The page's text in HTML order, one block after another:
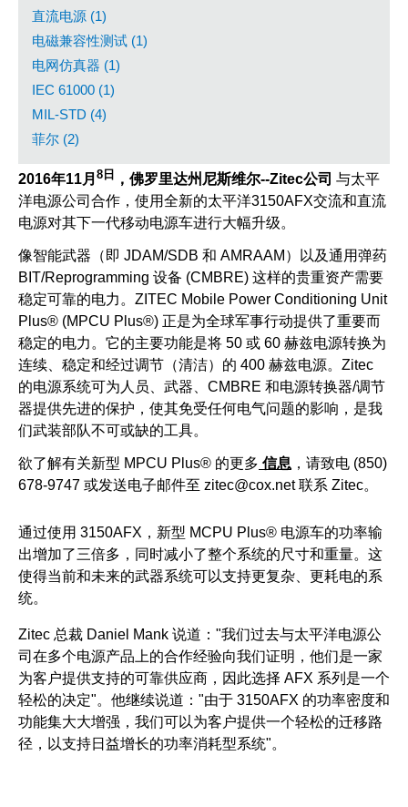
2016年11月 8日 ，佛罗里达州尼斯维尔--Zitec公司 与太平
洋电源公司合作，使用全新的太平洋3150AFX交流和直流
电源对其下一代移动电源车进行大幅升级。
像智能武器（即 JDAM/SDB 和 AMRAAM）以及通用弹药
BIT/Reprogramming 设备 (CMBRE) 这样的贵重资产需要
稳定可靠的电力。ZITEC Mobile Power Conditioning Unit
Plus® (MPCU Plus®) 正是为全球军事行动提供了重要而
稳定的电力。它的主要功能是将 50 或 60 赫兹电源转换为
连续、稳定和经过调节（清洁）的 400 赫兹电源。Zitec
的电源系统可为人员、武器、CMBRE 和电源转换器/调节
器提供先进的保护，使其免受任何电气问题的影响，是我
们武装部队不可或缺的工具。
欲了解有关新型 MPCU Plus® 的更多 信息 ，请致电 (850)
678-9747 或发送电子邮件至 zitec@cox.net 联系 Zitec。
通过使用 3150AFX，新型 MCPU Plus® 电源车的功率输
出增加了三倍多，同时减小了整个系统的尺寸和重量。这
使得当前和未来的武器系统可以支持更复杂、更耗电的系
统。
Zitec 总裁 Daniel Mank 说道："我们过去与太平洋电源公
司在多个电源产品上的合作经验向我们证明，他们是一家
为客户提供支持的可靠供应商，因此选择 AFX 系列是一个
轻松的决定"。他继续说道："由于 3150AFX 的功率密度和
功能集大大增强，我们可以为客户提供一个轻松的迁移路
径，以支持日益增长的功率消耗型系统"。
直流电源 (1)
电磁兼容性测试 (1)
电网仿真器 (1)
IEC 61000 (1)
MIL-STD (4)
菲尔 (2)